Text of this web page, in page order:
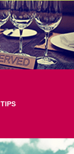
TIPS